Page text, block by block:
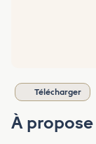
Télécharger
À propose